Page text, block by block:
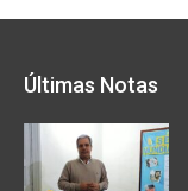
Últimas Notas